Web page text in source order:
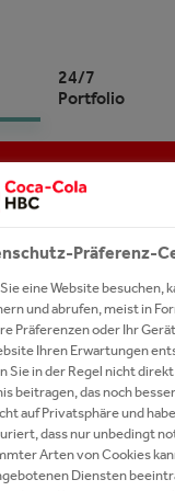
24/7
Portfolio
Cola HBC Schweiz auf
Wasserwelt
Cola in der Schweiz
mit Kohlensäure
Drink
Spirits
A-Z
im Überblick
und
und Recycling
und Klima
mit Wasser
und Hotellerie
SERVICE
und Stories
bei uns arbeiten?
& Karriere
und Bewerben
Sponsoring
Präferenz-
eine Website besuchen,
und abrufen, meist in
Präferenzen oder Ihr
Ihren Erwartungen
Sie in der Regel nicht
beitragen, das noch
auf Privatsphäre und
dass nur unbedingt
Arten von Cookies
Diensten